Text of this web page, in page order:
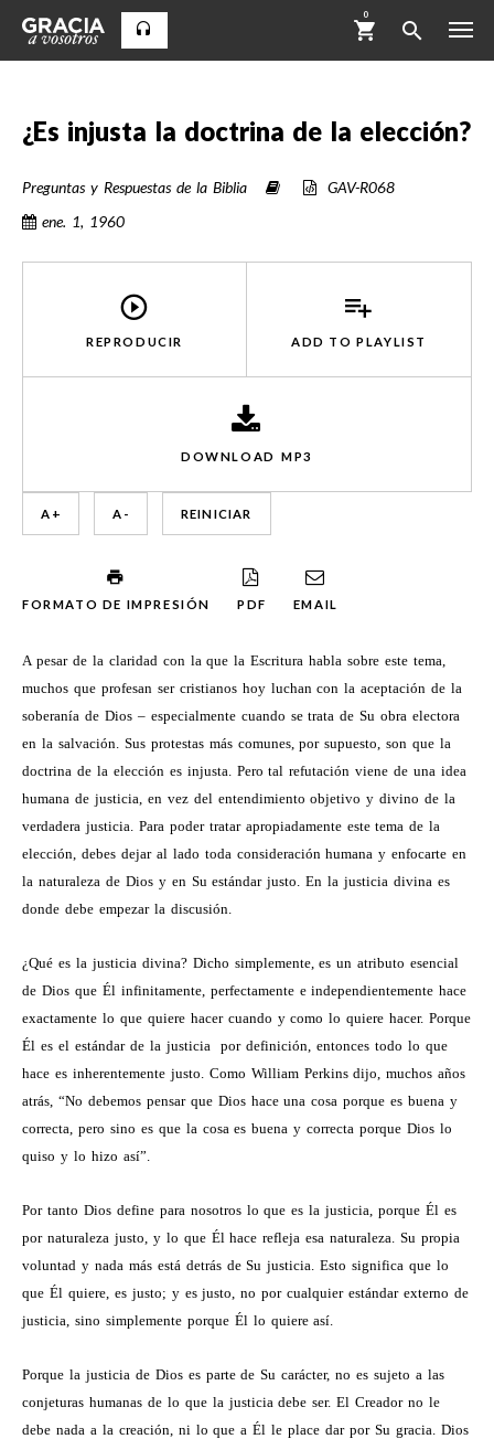
0
¿Es injusta la doctrina de la elección?
Preguntas y Respuestas de la Biblia
GAV-R068
ene. 1, 1960
REPRODUCIR ADD TOPLAYLIST
DOWNLOAD MP3
A + A - REINICIAR
FORMATO DE IMPRESIÓN PDF EMAIL
A pesar de la claridad con la que la Escritura habla sobre este tema,
muchos que profesan ser cristianos hoy luchan con la aceptación de la
soberanía de Dios – especialmente cuando se trata de Su obra electora
en la salvación. Sus protestas más comunes, por supuesto, son que la
doctrina de la elección es injusta. Pero tal refutación viene de una idea
humana de justicia, en vez del entendimiento objetivo y divino de la
verdadera justicia. Para poder tratar apropiadamente este tema de la
elección, debes dejar al lado toda consideración humana y enfocarte en
la naturaleza de Dios y en Su estándar justo. En la justicia divina es
donde debe empezar la discusión.
¿Qué es la justicia divina? Dicho simplemente, es un atributo esencial
de Dios que Él infinitamente, perfectamente e independientemente hace
exactamente lo que quiere hacer cuando y como lo quiere hacer. Porque
Él es el estándar de la justicia por definición, entonces todo lo que
hace es inherentemente justo. Como William Perkins dijo, muchos años
atrás, “No debemos pensar que Dios hace una cosa porque es buena y
correcta, pero sino es que la cosa es buena y correcta porque Dios lo
quiso y lo hizo así”.
Por tanto Dios define para nosotros lo que es la justicia, porque Él es
por naturaleza justo, y lo que Él hace refleja esa naturaleza. Su propia
voluntad y nada más está detrás de Su justicia. Esto significa que lo
que Él quiere, es justo; y es justo, no por cualquier estándar externo de
justicia, sino simplemente porque Él lo quiere así.
Porque la justicia de Dios es parte de Su carácter, no es sujeto a las
conjeturas humanas de lo que la justicia debe ser. El Creador no le
debe nada a la creación, ni lo que a Él le place dar por Su gracia. Dios